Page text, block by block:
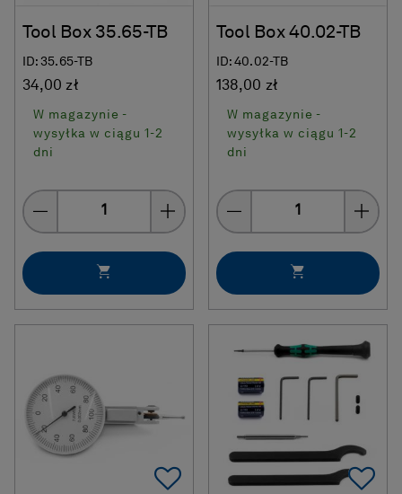
Tool Box 35.65-TB
ID: 35.65-TB
34,00 zł
W magazynie -
wysyłka w ciągu 1-2
dni
Quantity
Tool Box 40.02-TB
ID: 40.02-TB
138,00 zł
W magazynie -
wysyłka w ciągu 1-2
dni
Quantity
Add To Favorites